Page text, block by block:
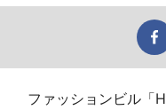
ファッションビル「